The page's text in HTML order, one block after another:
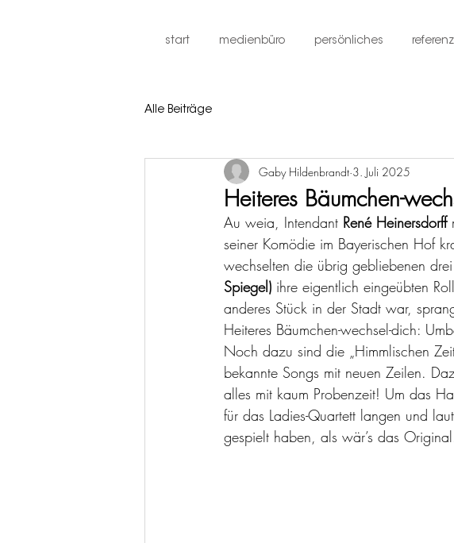
start medienbüro persönliches
Alle Beiträge
Heiteres Bäumchen-
Gaby Hildenbrandt 3. Juli 2025
Au weia, Intendant René Heinersdorff
seiner Komödie im Bayerischen Hof
wechselten die übrig gebliebenen
Spiegel) ihre eigentlich eingeübten
anderes Stück in der Stadt war,
Heiteres Bäumchen-wechsel-dich:
Noch dazu sind die „Himmlischen
bekannte Songs mit neuen Zeilen.
alles mit kaum Probenzeit! Um das
für das Ladies-Quartett langen und
gespielt haben, als wär’s das